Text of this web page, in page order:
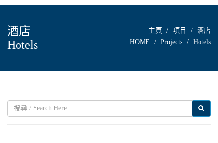
酒店
Hotels
主頁 項目
酒店
HOME
Projects Hotels